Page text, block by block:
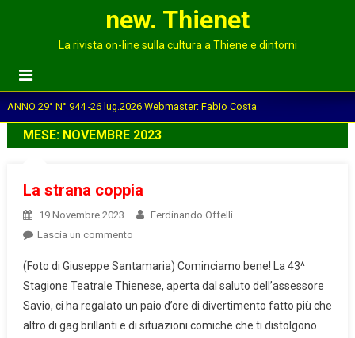
new. Thienet
La rivista on-line sulla cultura a Thiene e dintorni
ANNO 29° N° 944 -26 lug.2026 Webmaster: Fabio Costa
MESE: NOVEMBRE 2023
La strana coppia
19 Novembre 2023
Ferdinando Offelli
Lascia un commentoon
strana
coppia
(Foto di Giuseppe Santamaria) Cominciamo bene! La 43^
Stagione Teatrale Thienese, aperta dal saluto dell’assessore
Savio, ci ha regalato un paio d’ore di divertimento fatto più che
altro di gag brillanti e di situazioni comiche che ti distolgono